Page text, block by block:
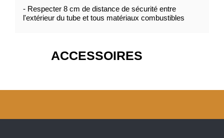
- Respecter 8 cm de distance de sécurité entre
l'extérieur du tube et tous matériaux combustibles
ACCESSOIRES